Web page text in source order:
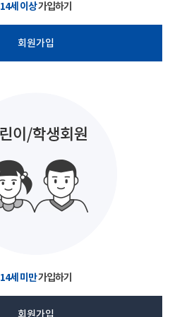
14세 이상가입하기
회원가입
14세 미만가입하기
회원가입